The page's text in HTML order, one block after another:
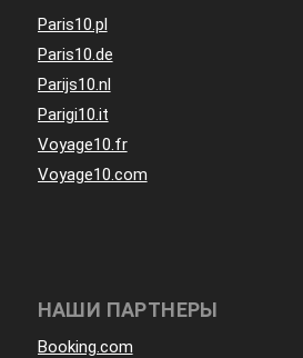
Paris10.pl
Paris10.de
Parijs10.nl
Parigi10.it
Voyage10.fr
Voyage10.com
НАШИ ПАРТНЕРЫ
Booking.com